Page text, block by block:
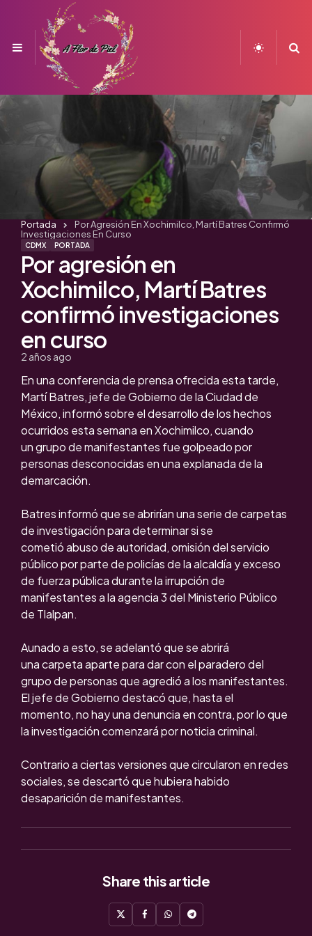
Menu
CDMX PORTADA
Por agresión en
Xochimilco, Martí Batres
confirmó investigaciones
en curso
2 años ago
Portada
Por Agresión En Xochimilco, Martí Batres Confirmó
Investigaciones En Curso
En una conferencia de prensa ofrecida esta tarde,
Martí Batres, jefe de Gobierno de la Ciudad de
México, informó sobre el desarrollo de los hechos
ocurridos esta semana en Xochimilco, cuando
un grupo de manifestantes fue golpeado por
personas desconocidas en una explanada de la
demarcación.
Batres informó que se abrirían una serie de carpetas
de investigación para determinar si se
cometió abuso de autoridad, omisión del servicio
público por parte de policías de la alcaldía y exceso
de fuerza pública durante la irrupción de
manifestantes a la agencia 3 del Ministerio Público
de Tlalpan.
Aunado a esto, se adelantó que se abrirá
una carpeta aparte para dar con el paradero del
grupo de personas que agredió a los manifestantes.
El jefe de Gobierno destacó que, hasta el
momento, no hay una denuncia en contra, por lo que
la investigación comenzará por noticia criminal.
Contrario a ciertas versiones que circularon en redes
sociales, se descartó que hubiera habido
desaparición de manifestantes.
Share this article